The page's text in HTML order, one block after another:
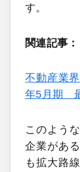
す。
関連記事：
不動産業
年5月期
このよう
企業があ
も拡大路